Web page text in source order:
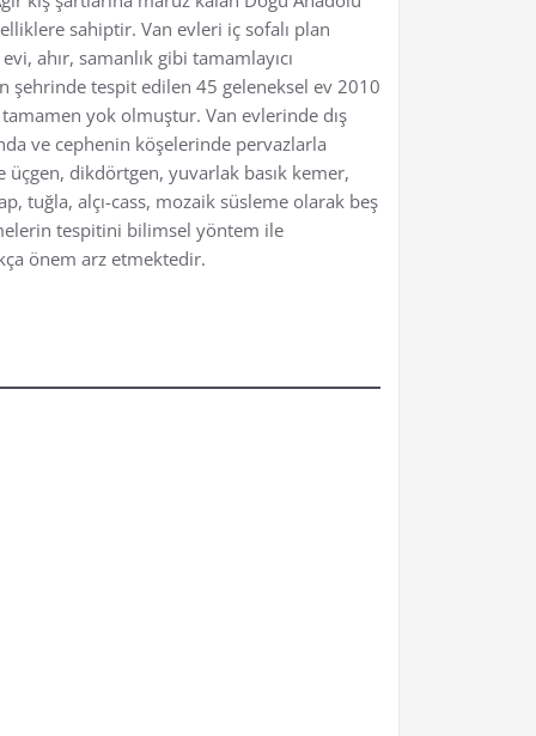
sahiptir. Van evleri iç sofalı plan
ahır, samanlık gibi tamamlayıcı
şehrinde tespit edilen 45 geleneksel ev 2010
yok olmuştur. Van evlerinde dış
ve cephenin köşelerinde pervazlarla
dikdörtgen, yuvarlak basık kemer,
tuğla, alçı-cass, mozaik süsleme olarak beş
tespitini bilimsel yöntem ile
önem arz etmektedir.